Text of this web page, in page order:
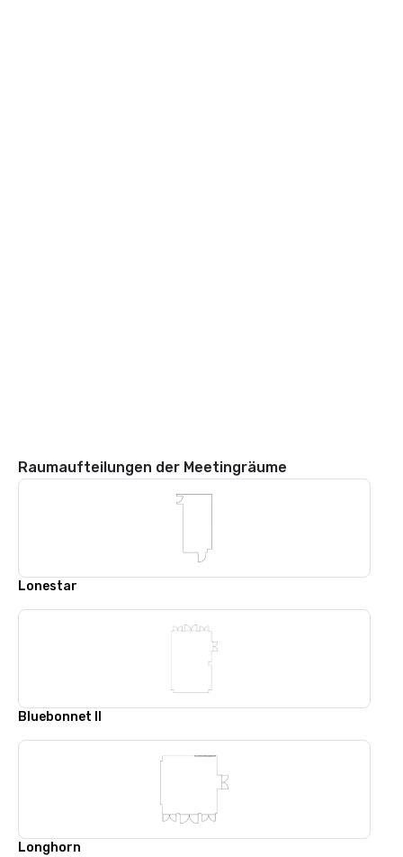
Raumaufteilungen der Meetingräume
Lonestar
Bluebonnet II
Longhorn